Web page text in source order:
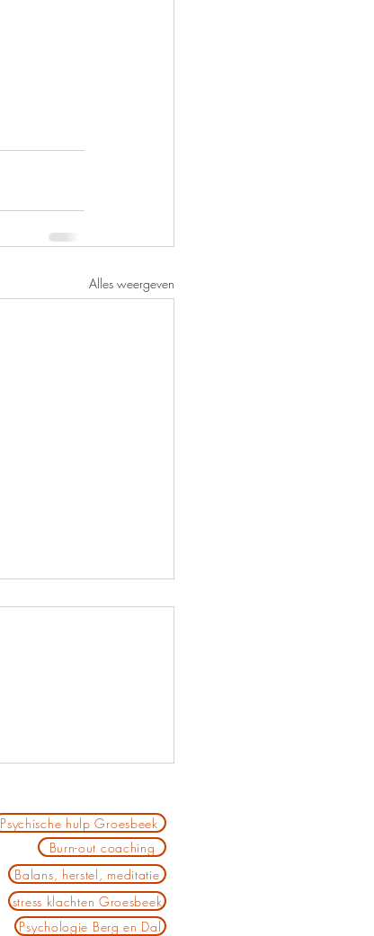
Alles weergeven
Psychische hulp Groesbeek
Burn-out coaching
Balans, herstel, meditatie
stress klachten Groesbeek
Psychologie Berg en Dal